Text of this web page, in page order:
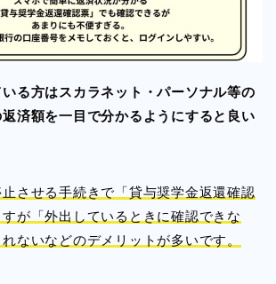
る方はスカラネット・パーソナル等の
済額を一目で分かるようにすると良い
させる手続きで「貸与奨学金返還確認
が「外出しているときに確認できな
ないなどのデメリットが多いです。